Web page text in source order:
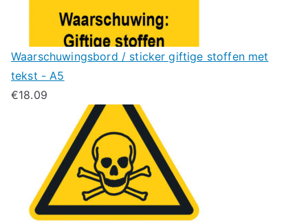
Waarschuwingsbord / sticker giftige stoffen met
tekst - A5
€18.09